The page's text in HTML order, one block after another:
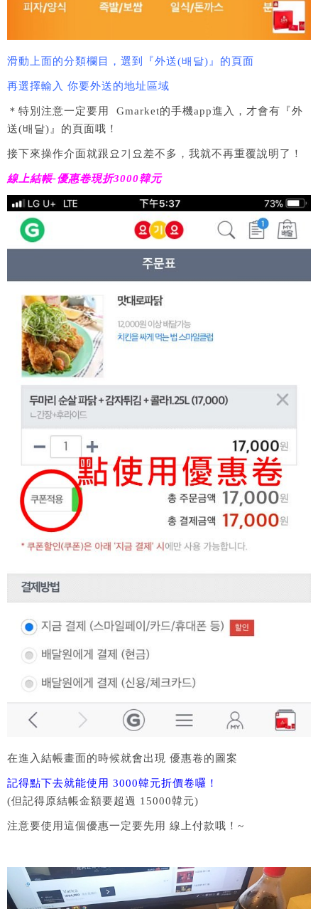
滑動上面的分類欄目，選到『外送(배달)』的頁面
再選擇輸入 你要外送的地址區域
＊特別注意一定要用 Gmarket的手機app進入，才會有『外
送(배달)』的頁面哦！
接下來操作介面就跟요기요差不多，我就不再重覆說明了！
線上結帳-優惠卷現折3000韓元
在進入結帳畫面的時候就會出現 優惠卷的圖案
記得點下去就能使用 3000韓元折價卷囉！
(但記得原結帳金額要超過 15000韓元)
注意要使用這個優惠一定要先用 線上付款哦！~